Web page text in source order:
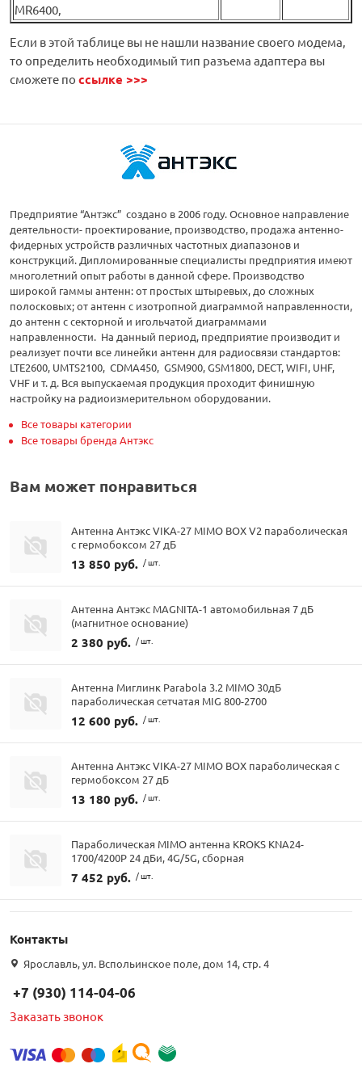
MR6400,
Если в этой таблице вы не нашли название своего модема,
то определить необходимый тип разъема адаптера вы
сможете по ссылке >>>
Предприятие “Антэкс” создано в 2006 году. Основное направление
деятельности- проектирование, производство, продажа антенно-
фидерных устройств различных частотных диапазонов и
конструкций. Дипломированные специалисты предприятия имеют
многолетний опыт работы в данной сфере. Производство
широкой гаммы антенн: от простых штыревых, до сложных
полосковых; от антенн с изотропной диаграммой направленности,
до антенн с секторной и игольчатой диаграммами
направленности. На данный период, предприятие производит и
реализует почти все линейки антенн для радиосвязи стандартов:
LTE2600, UMTS2100, CDMA450, GSM900, GSM1800, DECT, WIFI, UHF,
VHF и т. д. Вся выпускаемая продукция проходит финишную
настройку на радиоизмерительном оборудовании.
Все товары категории
Все товары бренда Антэкс
Вам может понравиться
Антенна Антэкс VIKA-27 MIMO BOX V2 параболическая
с гермобоксом 27 дБ
13 850 руб. / шт.
Антенна Антэкс MAGNITA-1 автомобильная 7 дБ
(магнитное основание)
2 380 руб. / шт.
Антенна Миглинк Parabola 3.2 MIMO 30дБ
параболическая сетчатая MIG 800-2700
12 600 руб. / шт.
Антенна Антэкс VIKA-27 MIMO BOX параболическая с
гермобоксом 27 дБ
13 180 руб. / шт.
Параболическая MIMO антенна KROKS KNA24-
1700/4200P 24 дБи, 4G/5G, сборная
7 452 руб. / шт.
Контакты
Ярославль, ул. Вспольинское поле, дом 14, стр. 4
+7 (930) 114-04-06
Заказать звонок